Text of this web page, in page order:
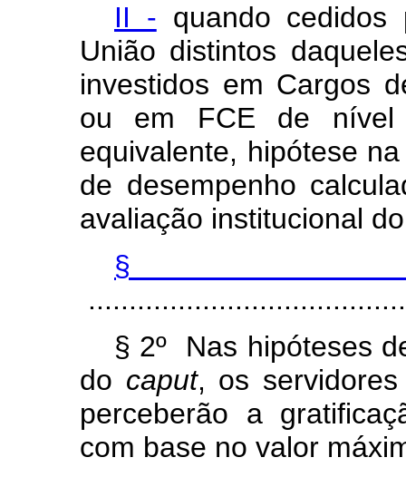
II - quando
União distintos
investidos em Cargos
ou em FCE de
equivalente, hipótese
de desempenho
avaliação institucional
§
§ 2º Nas hipóteses
do caput, os
perceberão a
com base no valor